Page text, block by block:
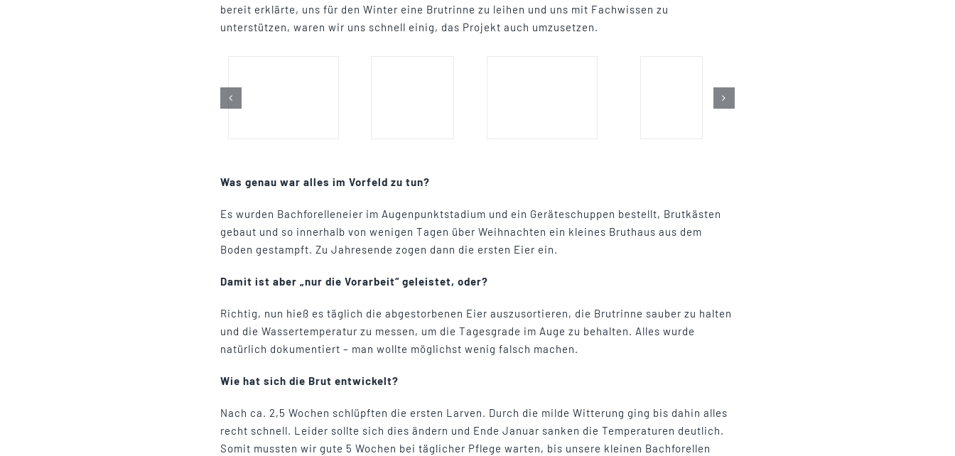
bereit erklärte, uns für den Winter eine Brutrinne zu leihen und uns mit Fachwissen zu
unterstützen, waren wir uns schnell einig, das Projekt auch umzusetzen.
Was genau war alles im Vorfeld zu tun?
Es wurden Bachforelleneier im Augenpunktstadium und ein Geräteschuppen bestellt, Brutkästen
gebaut und so innerhalb von wenigen Tagen über Weihnachten ein kleines Bruthaus aus dem
Boden gestampft. Zu Jahresende zogen dann die ersten Eier ein.
Damit ist aber „nur die Vorarbeit“ geleistet, oder?
Richtig, nun hieß es täglich die abgestorbenen Eier auszusortieren, die Brutrinne sauber zu halten
und die Wassertemperatur zu messen, um die Tagesgrade im Auge zu behalten. Alles wurde
natürlich dokumentiert – man wollte möglichst wenig falsch machen.
Wie hat sich die Brut entwickelt?
Nach ca. 2,5 Wochen schlüpften die ersten Larven. Durch die milde Witterung ging bis dahin alles
recht schnell. Leider sollte sich dies ändern und Ende Januar sanken die Temperaturen deutlich.
Somit mussten wir gute 5 Wochen bei täglicher Pflege warten, bis unsere kleinen Bachforellen